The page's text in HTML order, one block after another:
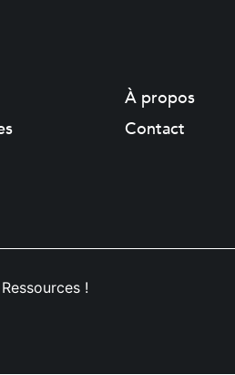
À propos
Contact
!